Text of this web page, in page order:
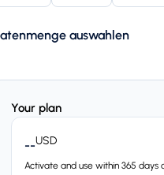
auswahlen
Your plan
--USD
Activate and use within 365 days